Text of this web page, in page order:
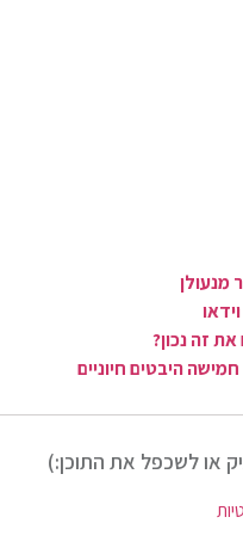
מנעולן
זה נכון?
היבטים חיוניים
או לשכפל את התוכן:)